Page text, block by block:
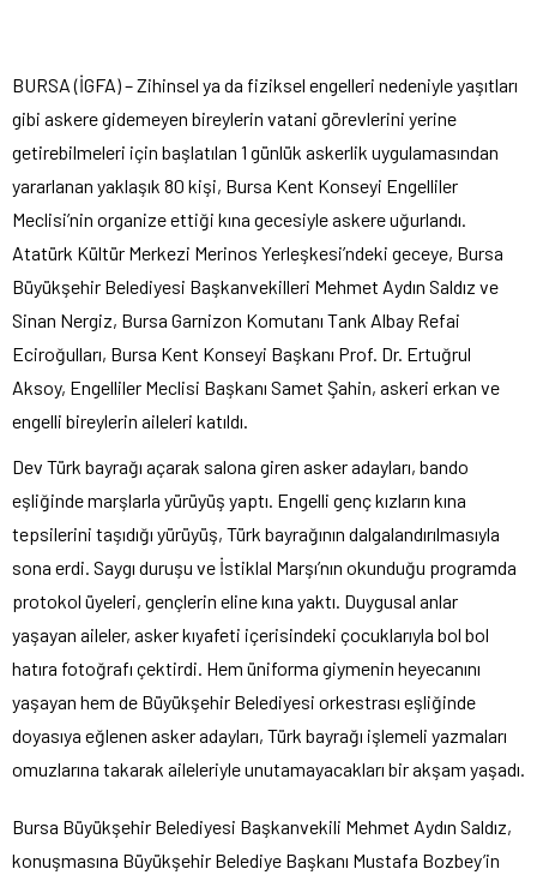
BURSA (İGFA) – Zihinsel ya da fiziksel engelleri nedeniyle yaşıtları
gibi askere gidemeyen bireylerin vatani görevlerini yerine
getirebilmeleri için başlatılan 1 günlük askerlik uygulamasından
yararlanan yaklaşık 80 kişi, Bursa Kent Konseyi Engelliler
Meclisi’nin organize ettiği kına gecesiyle askere uğurlandı.
Atatürk Kültür Merkezi Merinos Yerleşkesi’ndeki geceye, Bursa
Büyükşehir Belediyesi Başkanvekilleri Mehmet Aydın Saldız ve
Sinan Nergiz, Bursa Garnizon Komutanı Tank Albay Refai
Eciroğulları, Bursa Kent Konseyi Başkanı Prof. Dr. Ertuğrul
Aksoy, Engelliler Meclisi Başkanı Samet Şahin, askeri erkan ve
engelli bireylerin aileleri katıldı.
Dev Türk bayrağı açarak salona giren asker adayları, bando
eşliğinde marşlarla yürüyüş yaptı. Engelli genç kızların kına
tepsilerini taşıdığı yürüyüş, Türk bayrağının dalgalandırılmasıyla
sona erdi. Saygı duruşu ve İstiklal Marşı’nın okunduğu programda
protokol üyeleri, gençlerin eline kına yaktı. Duygusal anlar
yaşayan aileler, asker kıyafeti içerisindeki çocuklarıyla bol bol
hatıra fotoğrafı çektirdi. Hem üniforma giymenin heyecanını
yaşayan hem de Büyükşehir Belediyesi orkestrası eşliğinde
doyasıya eğlenen asker adayları, Türk bayrağı işlemeli yazmaları
omuzlarına takarak aileleriyle unutamayacakları bir akşam yaşadı.
Bursa Büyükşehir Belediyesi Başkanvekili Mehmet Aydın Saldız,
konuşmasına Büyükşehir Belediye Başkanı Mustafa Bozbey’in